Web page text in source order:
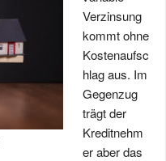
Verzinsung
kommt ohne
Kostenaufsc
hlag aus. Im
Gegenzug
trägt der
Kreditnehm
er aber das